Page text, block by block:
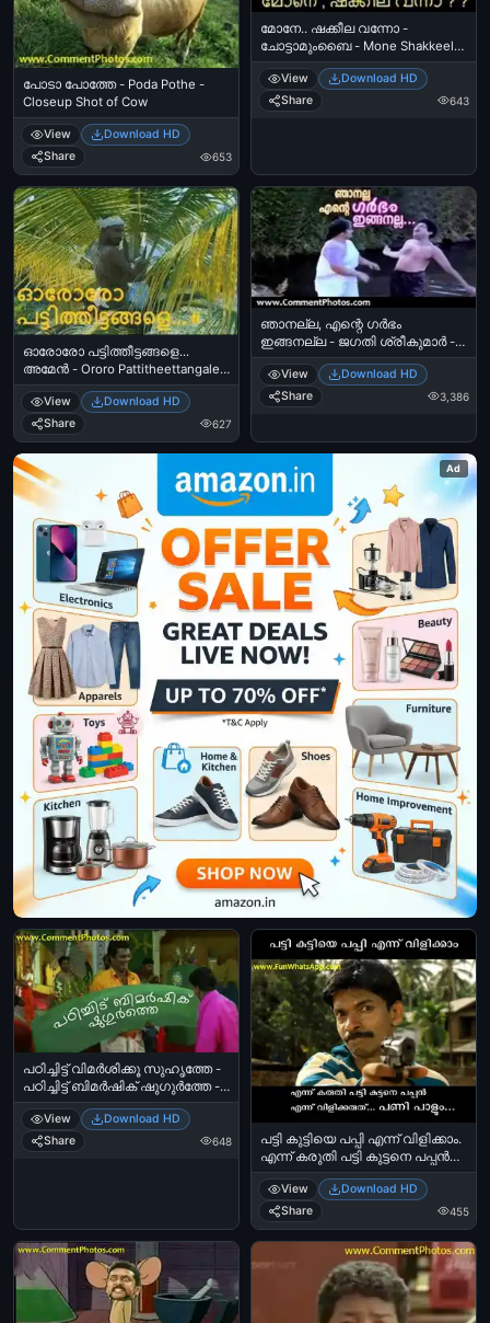
പോടാ പോത്തേ - Poda Pothe -
Closeup Shot of Cow
View
Download HD
Share
653
മോനേ.. ഷക്കീല വന്നോ -
ചോട്ടാമുംബൈ - Mone Shakkeela
Vanno - ChottaMumbai
View
Download HD
Share
643
ഓരോരോ പട്ടിത്തീട്ടങ്ങളെ...
അമേന്‍ - Ororo Pattitheettangale -
Amen
View
Download HD
Share
627
ഞാനല്ല, എന്റെ ഗര്‍ഭം
ഇങ്ങനല്ല - ജഗതി ശ്രീകുമാര്‍ -
Njan Alla. Ente Garbham Inganalla
- Jagathy Sreekumar
View
Download HD
Share
3,386
Ad
പഠിച്ചിട്ട് വിമര്‍ശിക്കൂ സുഹൃത്തേ -
പഠിച്ചിട്ട് ബിമര്‍ഷിക് ഷുഗുര്‍ത്തേ -
Padichittu Vimarshikku Suhruthe -
Salim Kumar Kalyanaraman
Melcow Welcome
View
Download HD
Share
648
പട്ടി കുട്ടിയെ പപ്പി എന്ന് വിളിക്കാം.
എന്ന് കരുതി പട്ടി കുട്ടനെ പപ്പന്‍
എന്ന്‍ വിളിക്കരുത്. പണി പാളും
മോനേ - സുപ്പര്‍ സ്റ്റാര്‍ സന്തോഷ്‌
പണ്ഡിറ്റ്‌ - Patti Kuttiye Puppy
Ennu Vilikkam. Ennu Karuthi Patti
Kuttane Pappan Ennu Vilikkaruth.
Pani Paalum Mone - Super Star
Santhosh Pandit
View
Download HD
Share
455